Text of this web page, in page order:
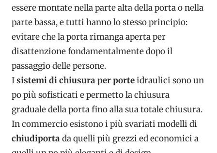
essere montate nella parte alta della porta o nella
parte bassa, e tutti hanno lo stesso principio:
evitare che la porta rimanga aperta per
disattenzione fondamentalmente dopo il
passaggio delle persone.
Isistemi di chiusura per porteidraulici sono un
po più sofisticati e permetto la chiusura
graduale della porta fino alla sua totale chiusura.
In commercio esistono i più svariati modelli di
chiudiportada quelli più grezzi ed economici a